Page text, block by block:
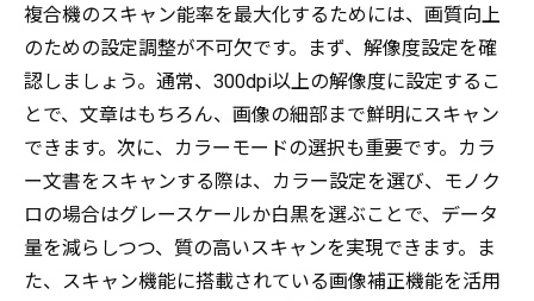
複合機のスキャン能率を最大化するためには、画質向上
のための設定調整が不可欠です。まず、解像度設定を確
認しましょう。通常、300dpi以上の解像度に設定するこ
とで、文章はもちろん、画像の細部まで鮮明にスキャン
できます。次に、カラーモードの選択も重要です。カラ
ー文書をスキャンする際は、カラー設定を選び、モノク
ロの場合はグレースケールか白黒を選ぶことで、データ
量を減らしつつ、質の高いスキャンを実現できます。ま
た、スキャン機能に搭載されている画像補正機能を活用